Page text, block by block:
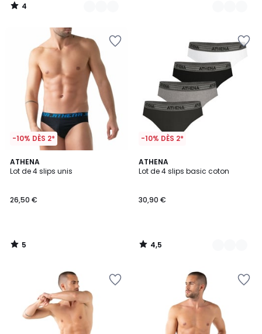
4
/
-10% DÈS 2*
ATHENA
Lot de 4 slips unis
26,50 €
5
/
5
/
-10% DÈS 2*
ATHENA
Lot de 4 slips basic coton
30,90 €
4,5
/ 5
3
Couleurs
4,5
/